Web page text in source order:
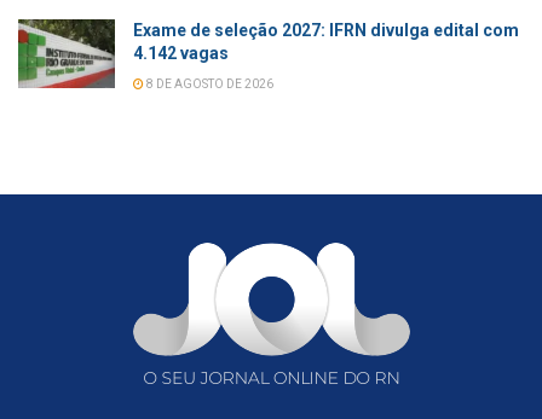
Exame de seleção 2027: IFRN divulga edital com
4.142 vagas
8 DE AGOSTO DE 2026